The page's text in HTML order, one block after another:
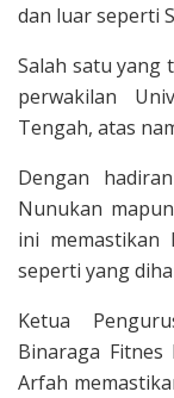
dan luar seperti
Salah satu yang
perwakilan
Tengah, atas
Dengan
Nunukan
ini memastikan
seperti yang
Ketua
Binaraga Fitnes
Arfah